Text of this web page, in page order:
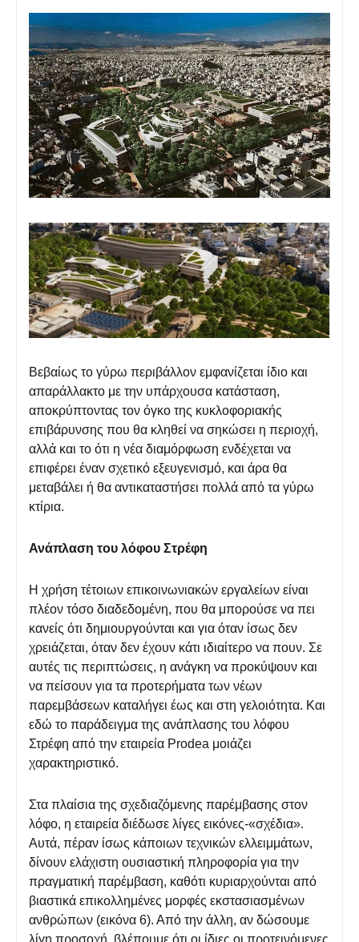
Βεβαίως το γύρω περιβάλλον εμφανίζεται ίδιο και
απαράλλακτο με την υπάρχουσα κατάσταση,
αποκρύπτοντας τον όγκο της κυκλοφοριακής
επιβάρυνσης που θα κληθεί να σηκώσει η περιοχή,
αλλά και το ότι η νέα διαμόρφωση ενδέχεται να
επιφέρει έναν σχετικό εξευγενισμό, και άρα θα
μεταβάλει ή θα αντικαταστήσει πολλά από τα γύρω
κτίρια.
Ανάπλαση του λόφου Στρέφη
Η χρήση τέτοιων επικοινωνιακών εργαλείων είναι
πλέον τόσο διαδεδομένη, που θα μπορούσε να πει
κανείς ότι δημιουργούνται και για όταν ίσως δεν
χρειάζεται, όταν δεν έχουν κάτι ιδιαίτερο να πουν. Σε
αυτές τις περιπτώσεις, η ανάγκη να προκύψουν και
να πείσουν για τα προτερήματα των νέων
παρεμβάσεων καταλήγει έως και στη γελοιότητα. Και
εδώ το παράδειγμα της ανάπλασης του λόφου
Στρέφη από την εταιρεία Prodea μοιάζει
χαρακτηριστικό.
Στα πλαίσια της σχεδιαζόμενης παρέμβασης στον
λόφο, η εταιρεία διέδωσε λίγες εικόνες-«σχέδια».
Αυτά, πέραν ίσως κάποιων τεχνικών ελλειμμάτων,
δίνουν ελάχιστη ουσιαστική πληροφορία για την
πραγματική παρέμβαση, καθότι κυριαρχούνται από
βιαστικά επικολλημένες μορφές εκστασιασμένων
ανθρώπων (εικόνα 6). Από την άλλη, αν δώσουμε